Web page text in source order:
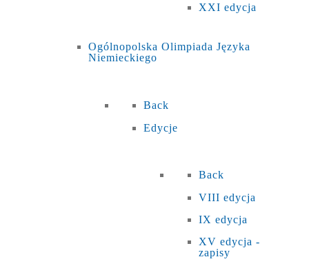
XXI edycja
Ogólnopolska Olimpiada Języka
Niemieckiego
Back
Edycje
Back
VIII edycja
IX edycja
XV edycja -
zapisy